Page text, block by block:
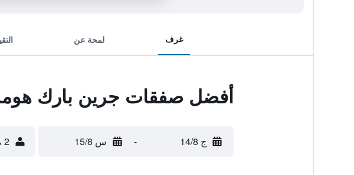
غرف لمحة عن
أفضل صفقات جرين بارك
ج 14/8 - س 15/8 2 من الضيوف، غرفة واحدة